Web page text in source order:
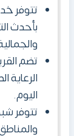
تتوفر
بأحدث
تضم
الرعاية
اليوم.
تتوفر